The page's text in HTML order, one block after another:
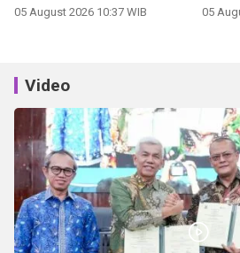
05 August 2026 10:37 WIB 05
Video